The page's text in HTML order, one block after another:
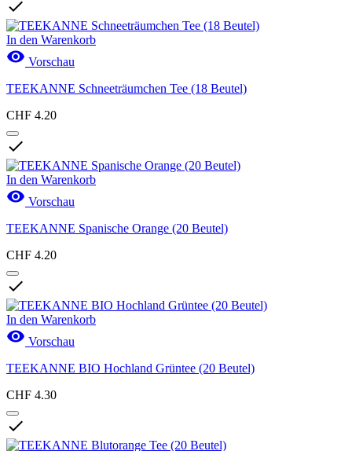

In den Warenkorb
 Vorschau
TEEKANNE Schneeträumchen Tee (18 Beutel)
CHF 4.20

In den Warenkorb
 Vorschau
TEEKANNE Spanische Orange (20 Beutel)
CHF 4.20

In den Warenkorb
 Vorschau
TEEKANNE BIO Hochland Grüntee (20 Beutel)
CHF 4.30
